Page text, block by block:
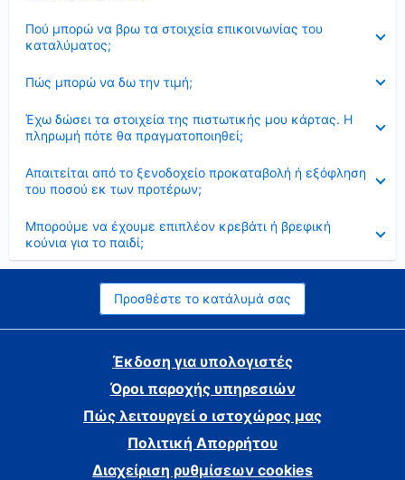
Πού μπορώ να βρω τα στοιχεία επικοινωνίας του
καταλύματος;
Πώς μπορώ να δω την τιμή;
Έχω δώσει τα στοιχεία της πιστωτικής μου κάρτας. Η
πληρωμή πότε θα πραγματοποιηθεί;
Απαιτείται από το ξενοδοχείο προκαταβολή ή εξόφληση
του ποσού εκ των προτέρων;
Μπορούμε να έχουμε επιπλέον κρεβάτι ή βρεφική
κούνια για το παιδί;
Προσθέστε το κατάλυμά σας
Έκδοση για υπολογιστές
Όροι παροχής υπηρεσιών
Πώς λειτουργεί ο ιστοχώρος μας
Πολιτική Απορρήτου
Διαχείριση ρυθμίσεων cookies